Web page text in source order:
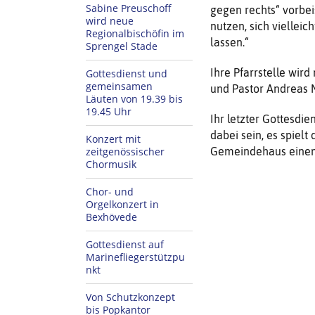
Sabine Preuschoff
wird neue
Regionalbischöfin im
Sprengel Stade
Gottesdienst und
gemeinsamen
Läuten von 19.39 bis
19.45 Uhr
Konzert mit
zeitgenössischer
Chormusik
Chor- und
Orgelkonzert in
Bexhövede
Gottesdienst auf
Marinefliegerstützpu
nkt
Von Schutzkonzept
bis Popkantor
gegen rechts“
nutzen, sich
lassen.“
Ihre Pfarrstelle wird
und Pastor Andreas
Ihr letzter
dabei sein, es spielt
Gemeindehaus